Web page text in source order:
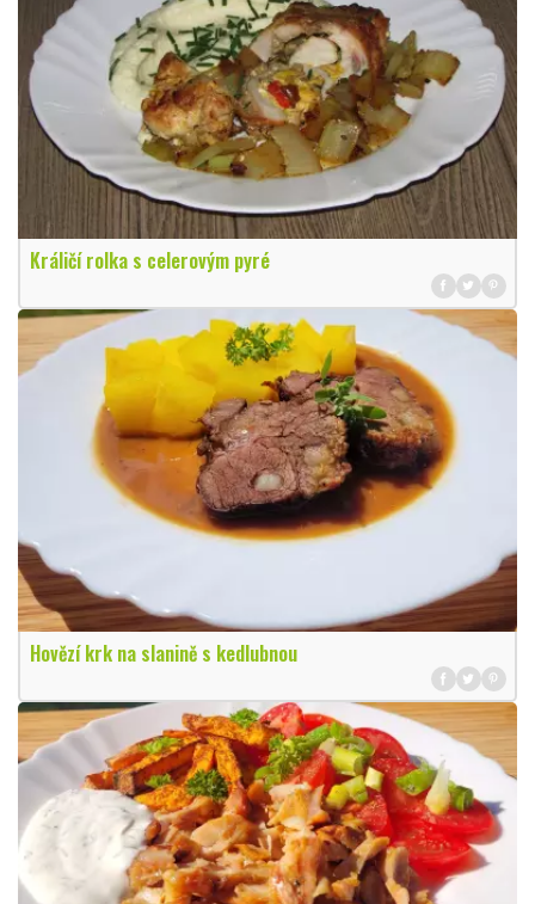
Králičí rolka s celerovým pyré
Hovězí krk na slanině s kedlubnou